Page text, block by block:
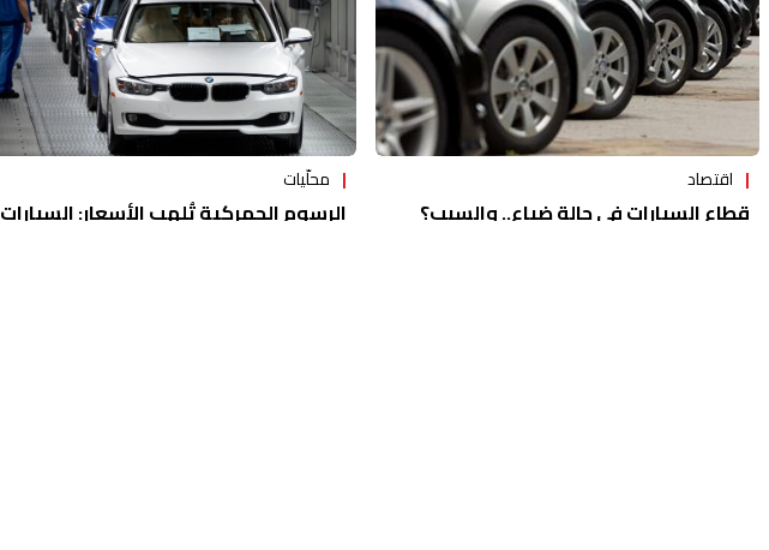
اقتصاد
قطاع السيارات في حالة ضياع.. والسبب؟
محلّيات
الرسوم الجمركية تُلهب الأسعار: السيارات